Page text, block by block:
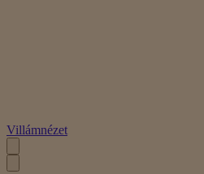
Villámnézet